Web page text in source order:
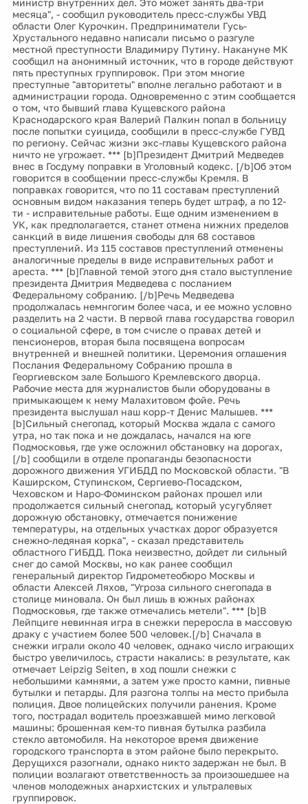
месяца", - сообщил руководитель пресс-службы УВД
области Олег Курочкин. Предприниматели Гусь-
Хрустального недавно написали письмо о разгуле
местной преступности Владимиру Путину. Накануне МК
сообщил на анонимный источник, что в городе действуют
пять преступных группировок. При этом многие
преступные "авторитеты" вполне легально работают и в
администрации города. Одновременно с этим сообщается
о том, что бывший глава Кущевского района
Краснодарского края Валерий Палкин попал в больницу
после попытки суицида, сообщили в пресс-службе ГУВД
по региону. Сейчас жизни экс-главы Кущевского района
ничто не угрожает. *** [b]Президент Дмитрий Медведев
внес в Госдуму поправки в Уголовный кодекс. [/b]Об этом
говорится в сообщении пресс-службы Кремля. В
поправках говорится, что по 11 составам преступлений
основным видом наказания теперь будет штраф, а по 12-
ти - исправительные работы. Еще одним изменением в
УК, как предполагается, станет отмена нижних пределов
санкций в виде лишения свободы для 68 составов
преступлений. Из 115 составов преступлений отменены
аналогичные пределы в виде исправительных работ и
ареста. *** [b]Главной темой этого дня стало выступление
президента Дмитрия Медведева с посланием
Федеральному собранию. [/b]Речь Медведева
продолжалась немнгогим более часа, и ее можно условно
разделить на 2 части. В первой глава государства говорил
о социальной сфере, в том счисле о правах детей и
пенсионеров, вторая была посвящена вопросам
внутренней и внешней политики. Церемония оглашения
Послания Федеральному Собранию прошла в
Георгиевском зале Большого Кремлевского дворца.
Рабочие места для журналистов были оборудованы в
примыкающем к нему Малахитовом фойе. Речь
президента выслушал наш корр-т Денис Малышев. ***
[b]Сильный снегопад, который Москва ждала с самого
утра, но так пока и не дождалась, начался на юге
Подмосковья, где уже осложнил обстановку на дорогах,
[/b] сообщили в отделе пропаганды безопасности
дорожного движения УГИБДД по Московской области. "В
Каширском, Ступинском, Сергиево-Посадском,
Чеховском и Наро-Фоминском районах прошел или
продолжается сильный снегопад, который усугубляет
дорожную обстановку, отмечается понижение
температуры, на отдельных участках дорог образуется
снежно-ледяная корка", - сказал представитель
областного ГИБДД. Пока неизвестно, дойдет ли сильный
снег до самой Москвы, но как ранее сообщил
генеральный директор Гидрометеобюро Москвы и
области Алексей Ляхов, "Угроза сильного снегопада в
столице миновала. Он был лишь в южных районах
Подмосковья, где также отмечались метели". *** [b]В
Лейпциге невинная игра в снежки переросла в массовую
драку с участием более 500 человек.[/b] Сначала в
снежки играли около 40 человек, однако число играющих
быстро увеличилось, страсти накались: в результате, как
отмечает Leipzig Seiten, в ход пошли снежки с
небольшими камнями, а затем уже просто камни, пивные
бутылки и петарды. Для разгона толпы на место прибыла
полиция. Двое полицейских получили ранения. Кроме
того, пострадал водитель проезжавшей мимо легковой
машины: брошенная кем-то пивная бутылка разбила
стекло автомобиля. На некоторое время движение
городского транспорта в этом районе было перекрыто.
Дерущихся разогнали, однако никто задержан не был. В
полиции возлагают ответственность за произошедшее на
членов молодежных анархистских и ультралевых
группировок.